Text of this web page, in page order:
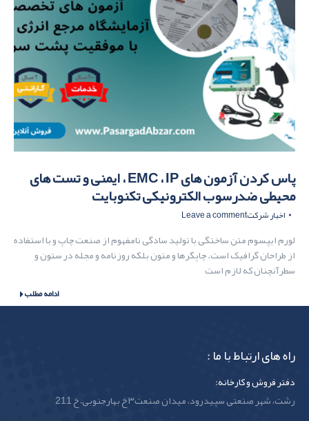
پاس کردن آزمون های EMC ، IP ، ایمنی و تست های
محیطی ضدرسوب الکترونیکی تکنوبایت
اخبار شرکتLeave a comment
لورم ایپسوم متن ساختگی با تولید سادگی نامفهوم از صنعت چاپ و با استفاده
از طراحان گرافیک است. چاپگرها و متون بلکه روزنامه و مجله در ستون و
سطرآنچنان که لازم است
ادامه مطلب
راه های ارتباط با ما :
دفتر فروش و کارخانه:
رشت، شهر صنعتی سپیدرود، میدان صنعت۳ خ بهارجنوبی، خ 211